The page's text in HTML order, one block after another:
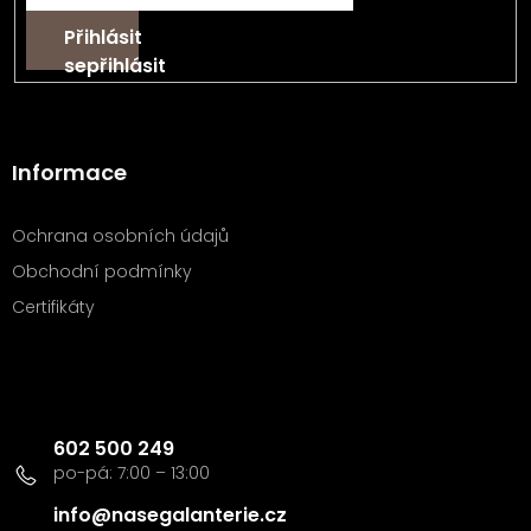
Přihlásit
se
Informace
Ochrana osobních údajů
Obchodní podmínky
Certifikáty
info@nasegalanterie.cz
602 500 249